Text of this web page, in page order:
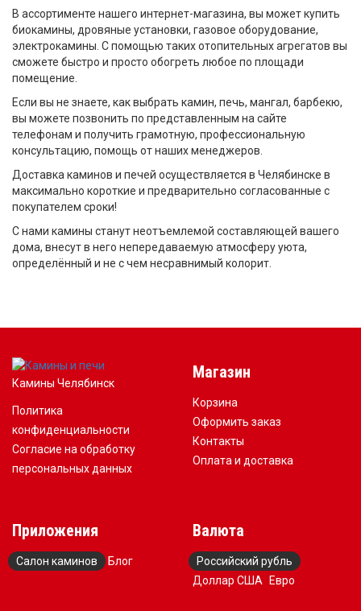
В ассортименте нашего интернет-магазина, вы может купить
биокамины, дровяные установки, газовое оборудование,
электрокамины. С помощью таких отопительных агрегатов вы
сможете быстро и просто обогреть любое по площади
помещение.
Если вы не знаете, как выбрать камин, печь, мангал, барбекю,
вы можете позвонить по представленным на сайте
телефонам и получить грамотную, профессиональную
консультацию, помощь от наших менеджеров.
Доставка каминов и печей осуществляется в Челябинске в
максимально короткие и предварительно согласованные с
покупателем сроки!
С нами камины станут неотъемлемой составляющей вашего
дома, внесут в него непередаваемую атмосферу уюта,
определённый и не с чем несравнимый колорит.
Камины Челябинск
Политика
конфиденциальности
Согласие на обработку
персональных данных
Магазин
Корзина
Оформить заказ
Контакты
Оплата и доставка
Приложения
Салон каминов Блог
Валюта
Российский рубль
Доллар США
Евро